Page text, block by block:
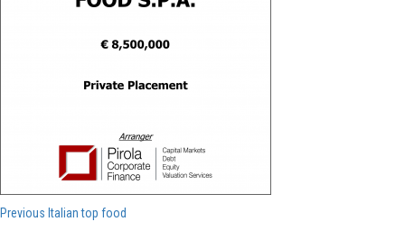
Navigazione
Previous Previous
Italian top food